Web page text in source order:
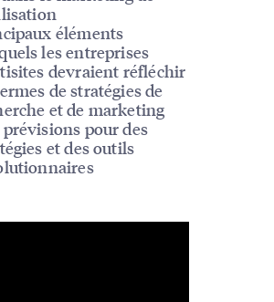
éléments
les entreprises
devraient réfléchir
de stratégies de
et de marketing
prévisions pour des
et des outils